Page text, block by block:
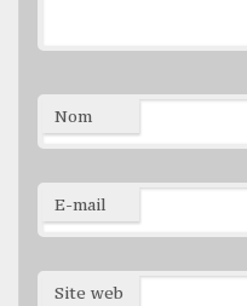
Nom
E-mail
Site web